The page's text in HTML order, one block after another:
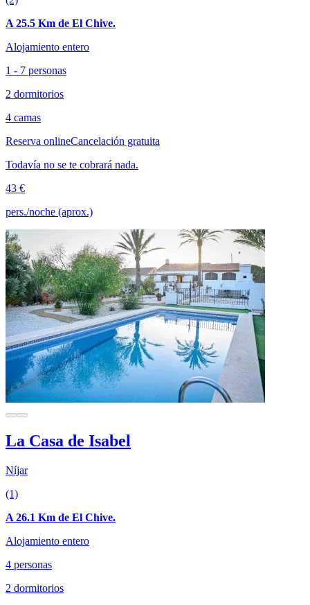
A 25.5 Km de El Chive.
Alojamiento entero
1 - 7 personas
2 dormitorios
4 camas
Reserva onlineCancelación gratuita
Todavía no se te cobrará nada.
43 €
pers./noche (aprox.)
La Casa de Isabel
Níjar
(1)
A 26.1 Km de El Chive.
Alojamiento entero
4 personas
2 dormitorios